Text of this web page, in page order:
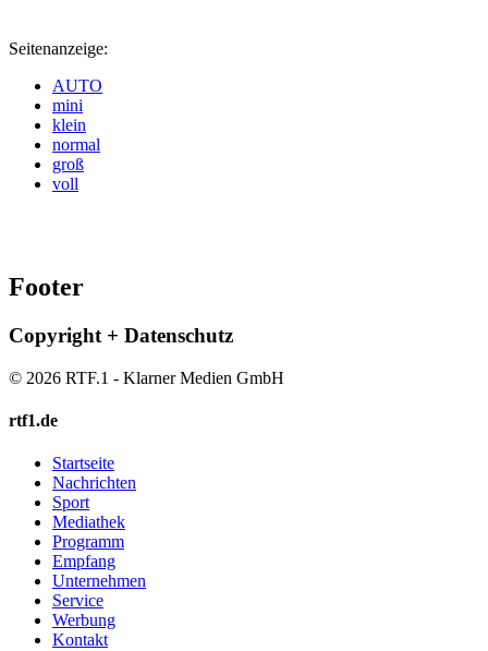
Seitenanzeige:
AUTO
mini
klein
normal
groß
voll
Footer
Copyright + Datenschutz
© 2026 RTF.1 - Klarner Medien GmbH
rtf1.de
Startseite
Nachrichten
Sport
Mediathek
Programm
Empfang
Unternehmen
Service
Werbung
Kontakt